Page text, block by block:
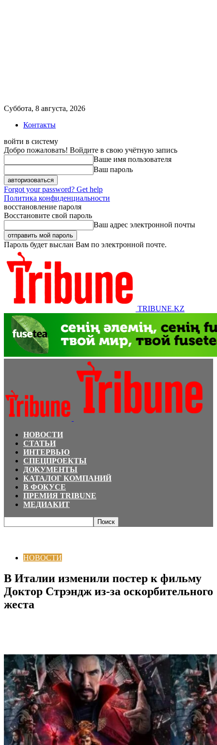
Суббота, 8 августа, 2026
Контакты
войти в систему
Добро пожаловать! Войдите в свою учётную запись
Ваше имя пользователя
Ваш пароль
Forgot your password? Get help
Политика конфиденциальности
восстановление пароля
Восстановите свой пароль
Ваш адрес электронной почты
Пароль будет выслан Вам по электронной почте.
TRIBUNE.KZ
НОВОСТИ
СТАТЬИ
ИНТЕРВЬЮ
СПЕЦПРОЕКТЫ
ДОКУМЕНТЫ
КАТАЛОГ КОМПАНИЙ
В ФОКУСЕ
ПРЕМИЯ TRIBUNE
МЕДИАКИТ
НОВОСТИ
В Италии изменили постер к фильму
Доктор Стрэндж из-за оскорбительного
жеста